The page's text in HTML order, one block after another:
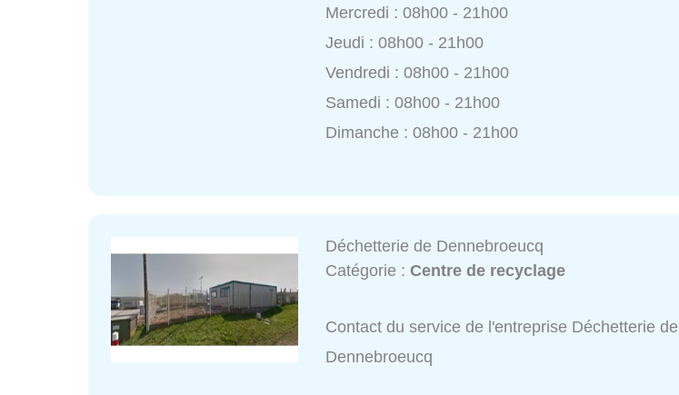
Mercredi : 08h00 - 21h00
Jeudi : 08h00 - 21h00
Vendredi : 08h00 - 21h00
Samedi : 08h00 - 21h00
Dimanche : 08h00 - 21h00
Déchetterie de Dennebroeucq
Catégorie :Centre de recyclage
Contact du service de l'entreprise Déchetterie de
Dennebroeucq